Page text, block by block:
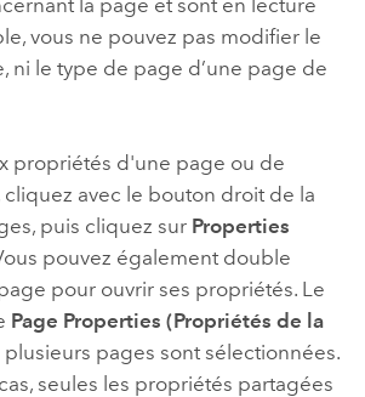
vous ne pouvez pas modifier le
ni le type de page d’une page de
propriétés d'une page ou de
avec le bouton droit de la
puis cliquez sur Properties
pouvez également double
pour ouvrir ses propriétés. Le
Page Properties (Propriétés de la
pages sont sélectionnées.
seules les propriétés partagées